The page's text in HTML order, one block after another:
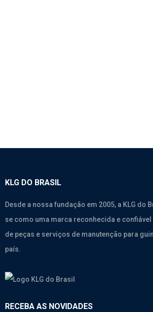
KLG DO BRASIL
Desde a nossa fundação em 2005, a KLG do
se como uma marca reconhecida e
de peças e serviços de manutenção para
país.
RECEBA AS NOVIDADES